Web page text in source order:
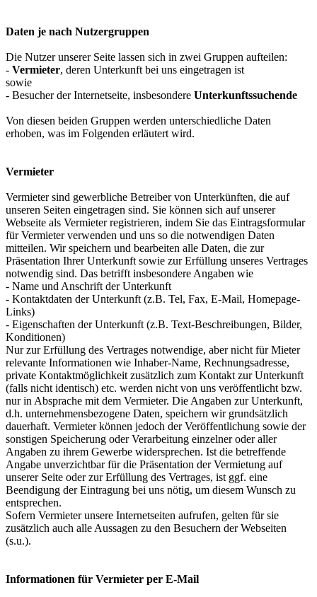
Daten je nach Nutzergruppen
Die Nutzer unserer Seite lassen sich in zwei Gruppen aufteilen:
- Vermieter, deren Unterkunft bei uns eingetragen ist
sowie
- Besucher der Internetseite, insbesondere Unterkunftssuchende
Von diesen beiden Gruppen werden unterschiedliche Daten
erhoben, was im Folgenden erläutert wird.
Vermieter
Vermieter sind gewerbliche Betreiber von Unterkünften, die auf
unseren Seiten eingetragen sind. Sie können sich auf unserer
Webseite als Vermieter registrieren, indem Sie das Eintragsformular
für Vermieter verwenden und uns so die notwendigen Daten
mitteilen. Wir speichern und bearbeiten alle Daten, die zur
Präsentation Ihrer Unterkunft sowie zur Erfüllung unseres Vertrages
notwendig sind. Das betrifft insbesondere Angaben wie
- Name und Anschrift der Unterkunft
- Kontaktdaten der Unterkunft (z.B. Tel, Fax, E-Mail, Homepage-
Links)
- Eigenschaften der Unterkunft (z.B. Text-Beschreibungen, Bilder,
Konditionen)
Nur zur Erfüllung des Vertrages notwendige, aber nicht für Mieter
relevante Informationen wie Inhaber-Name, Rechnungsadresse,
private Kontaktmöglichkeit zusätzlich zum Kontakt zur Unterkunft
(falls nicht identisch) etc. werden nicht von uns veröffentlicht bzw.
nur in Absprache mit dem Vermieter. Die Angaben zur Unterkunft,
d.h. unternehmensbezogene Daten, speichern wir grundsätzlich
dauerhaft. Vermieter können jedoch der Veröffentlichung sowie der
sonstigen Speicherung oder Verarbeitung einzelner oder aller
Angaben zu ihrem Gewerbe widersprechen. Ist die betreffende
Angabe unverzichtbar für die Präsentation der Vermietung auf
unserer Seite oder zur Erfüllung des Vertrages, ist ggf. eine
Beendigung der Eintragung bei uns nötig, um diesem Wunsch zu
entsprechen.
Sofern Vermieter unsere Internetseiten aufrufen, gelten für sie
zusätzlich auch alle Aussagen zu den Besuchern der Webseiten
(s.u.).
Informationen für Vermieter per E-Mail